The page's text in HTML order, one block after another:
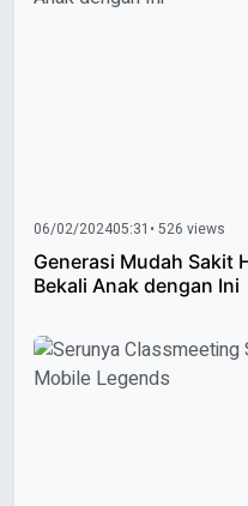
06/02/202405:31 • 526 views
Generasi Mudah Sakit
Bekali Anak dengan Ini